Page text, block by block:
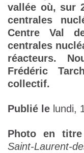
vallée où, sur
centrales
Centre Val
centrales
réacteurs.
Frédéric
collectif.
Publié le lundi,
Photo en titre
Saint-Laurent-